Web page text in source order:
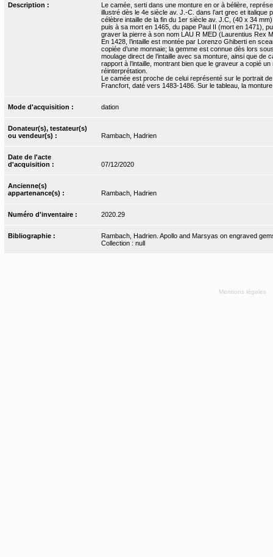
Description :
Le camée, serti dans une monture en or à bélière,
illustré dès le 4e siècle av. J.-C. dans l’art grec et italique
célèbre intaille de la fin du 1er siècle av. J.C, (40 x 34
puis à sa mort en 1465, du pape Paul II (mort en 1471),
graver la pierre à son nom LAU R MED (Laurentius Rex
En 1428, l’intaille est montée par Lorenzo Ghiberti en
copiée d’une monnaie; la gemme est connue dès lors
moulage direct de l’intaille avec sa monture, ainsi que de
rapport à l’intaille, montrant bien que le graveur a copié
réinterprétation.
Le camée est proche de celui représenté sur le portrait
Francfort, daté vers 1483-1486. Sur le tableau, la
Mode d'acquisition : dation
Donateur(s), testateur(s)
ou vendeur(s) :
Rambach, Hadrien
Date de l'acte
d'acquisition :
07/12/2020
Ancienne(s)
appartenance(s) :
Rambach, Hadrien
Numéro d'inventaire : 2020.29
Bibliographie :
Rambach, Hadrien. Apollo and Marsyas on engraved
Collection : null
Mentions légales